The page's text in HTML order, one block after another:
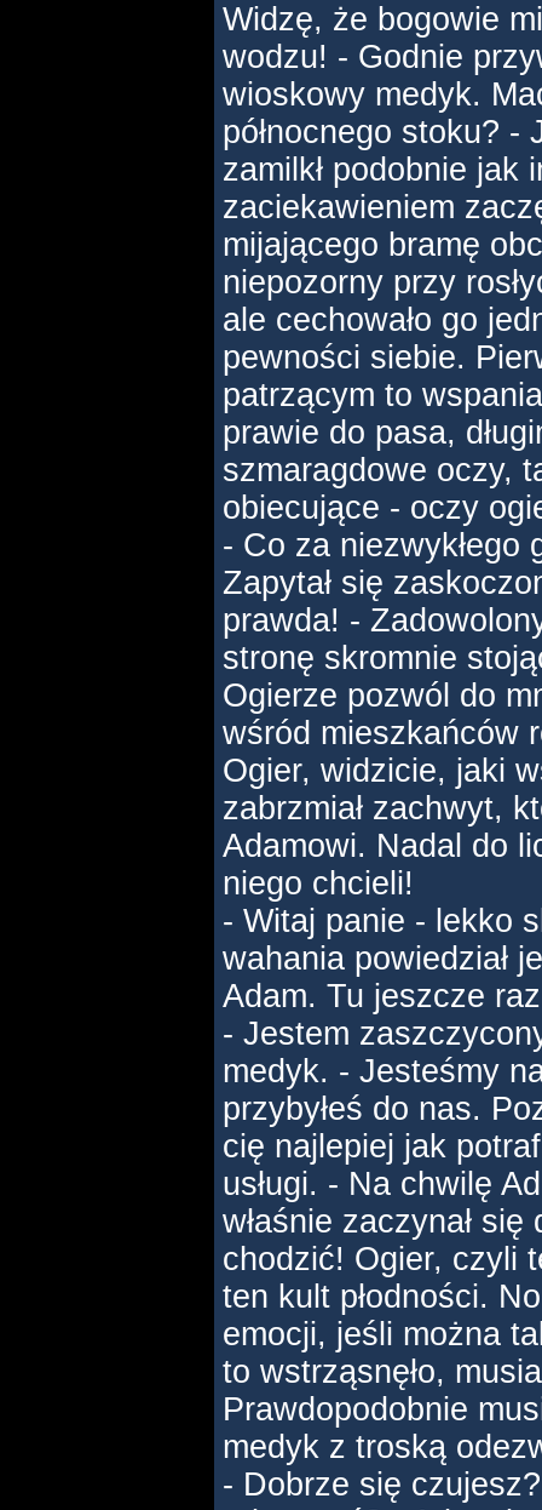
Widzę, że bogowie
wodzu! - Godnie
wioskowy medyk.
północnego stoku? -
zamilkł podobnie jak
zaciekawieniem
mijającego bramę
niepozorny przy
ale cechowało go
pewności siebie.
patrzącym to
prawie do pasa,
szmaragdowe oczy,
obiecujące - oczy
- Co za niezwykłego
Zapytał się
prawda! -
stronę skromnie
Ogierze pozwól do
wśród mieszkańców
Ogier, widzicie, jaki
zabrzmiał zachwyt,
Adamowi. Nadal do
niego chcieli!
- Witaj panie - lekko
wahania powiedział
Adam. Tu jeszcze raz
- Jestem
medyk. - Jesteśmy
przybyłeś do nas.
cię najlepiej jak
usługi. - Na chwilę
właśnie zaczynał
chodzić! Ogier, czyli
ten kult płodności.
emocji, jeśli można
to wstrząsnęło,
Prawdopodobnie
medyk z troską
- Dobrze się